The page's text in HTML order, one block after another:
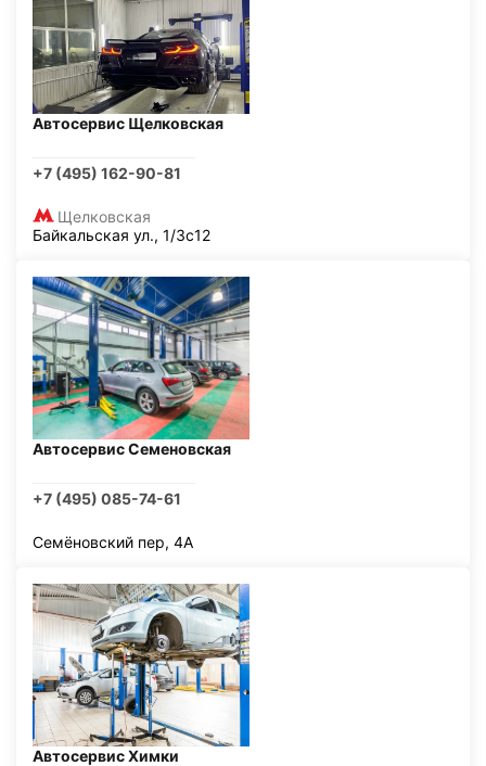
Автосервис Щелковская
+7 (495) 162-90-81
Щелковская
Байкальская ул., 1/3с12
Автосервис Семеновская
+7 (495) 085-74-61
Семёновский пер, 4А
Автосервис Химки